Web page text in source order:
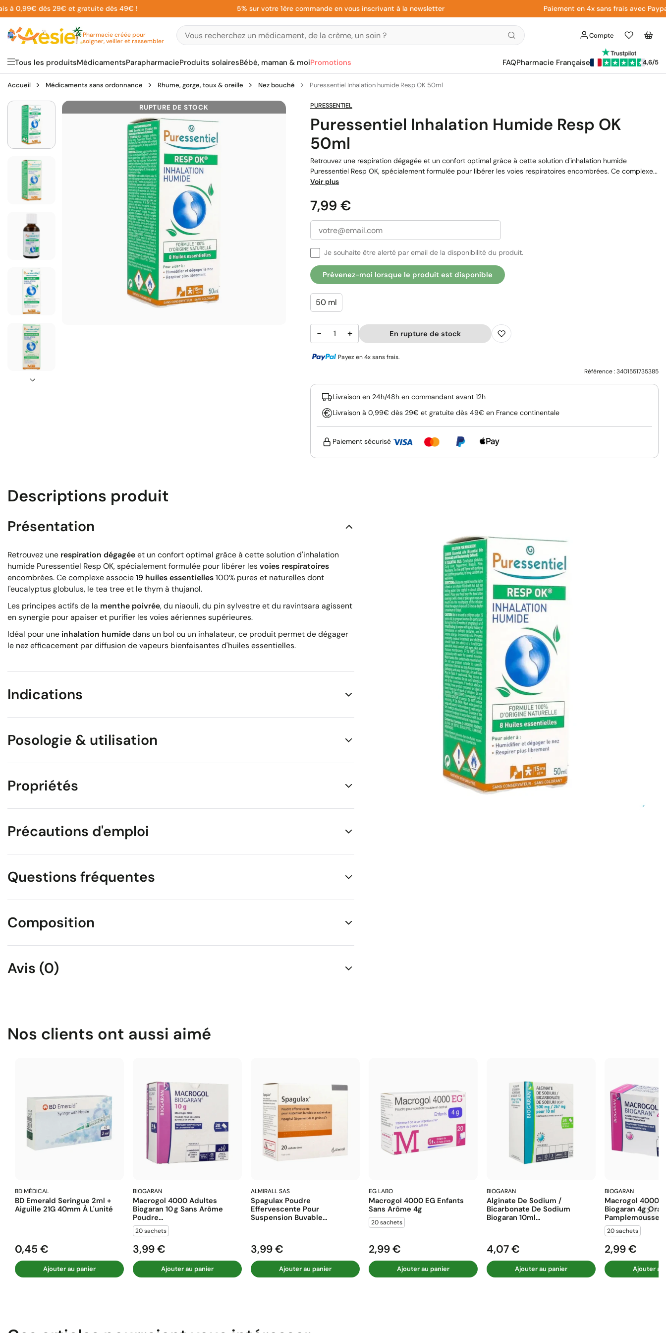
Aller
au
contenu
dès 29€ et gratuite dès 49€ ! 5% sur votre 1ère commande en vous inscrivant à la newsletter Paiement en 4x sans frais avec Paypal
Pharmacie créée pour
soigner, veiller et rassembler
Compte
Liste
d'envies
Panier
Tous les produitsMédicamentsParapharmacieProduits solairesBébé, maman & moiPromotions FAQPharmacie Française 4,6/5
Accueil Médicaments sans ordonnance Rhume, gorge, toux & oreille Nez bouché Puressentiel Inhalation humide Resp OK 50ml
RUPTURE DE STOCK PURESSENTIEL
Puressentiel Inhalation Humide Resp OK
50ml
Retrouvez une respiration dégagée et un confort optimal grâce à cette solution d'inhalation humide
Puressentiel Resp OK, spécialement formulée pour libérer les voies respiratoires encombrées. Ce complexe...
Voir plus
Prix
7,99 €
Je souhaite être alerté par email de la disponibilité du produit.
Prévenez-moi lorsque le produit est disponible
50 ml
− + En rupture de stock
Payez en 4x sans frais.
Référence :3401551735385
Livraison en 24h/48h en commandant avant 12h
Livraison à 0,99€ dès 29€ et gratuite dès 49€ en France continentale
Paiement sécurisé
Descriptions produit
Présentation
Retrouvez une respiration dégagéeet un confort optimal grâce à cette solution d'inhalation
humide Puressentiel Resp OK, spécialement formulée pour libérer les voies respiratoires
encombrées. Ce complexe associe19 huiles essentielles100% pures et naturelles dont
l'eucalyptus globulus, le tea tree et le thym à thujanol.
Les principes actifs de la menthe poivrée, du niaouli, du pin sylvestre et du ravintsara agissent
en synergie pour apaiser et purifier les voies aériennes supérieures.
Idéal pour une inhalation humidedans un bol ou un inhalateur, ce produit permet de dégager
le nez efficacement par diffusion de vapeurs bienfaisantes d'huiles essentielles.
Indications
Posologie & utilisation
Propriétés
Précautions d'emploi
Questions fréquentes
Composition
Avis (0)
Nos clients ont aussi aimé
BD MÉDICAL
BD Emerald Seringue 2ml +
Aiguille 21G 40mm À L'unité
Prix
0,45 €
Ajouter au panier
BIOGARAN
Macrogol 4000 Adultes
Biogaran 10 G Sans Arôme
Poudre...
20 sachets
Prix
3,99 €
Ajouter au panier
ALMIRALL SAS
Spagulax Poudre
Effervescente Pour
Suspension Buvable...
Prix
3,99 €
Ajouter au panier
EG LABO
Macrogol 4000 EG Enfants
Sans Arôme 4g
20 sachets
Prix
2,99 €
Ajouter au panier
BIOGARAN
Alginate De Sodium /
Bicarbonate De Sodium
Biogaran 10ml...
Prix
4,07 €
Ajouter au panier
BIOGARAN
Macrogol 4000
Biogaran 4g
Pamplemousse...
20 sachets
Prix
2,99 €
Ajouter au